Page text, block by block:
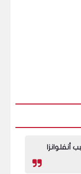
أنفلوانزا